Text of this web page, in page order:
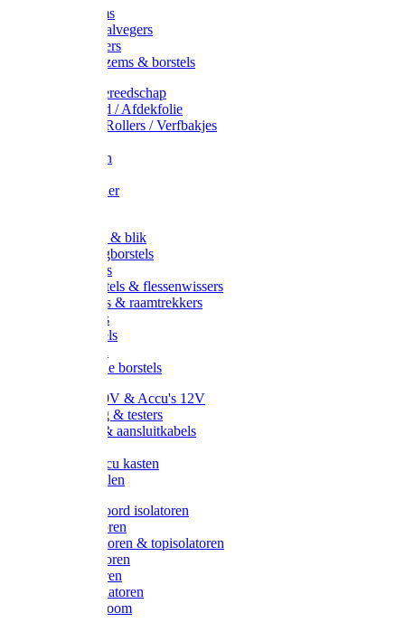
Gootbezems
Kamer-/Zaalvegers
Vloertrekkers
Onkruidbezems & borstels
Schildersgereedschap
Afplakband / Afdekfolie
Kwasten / Rollers / Verfbakjes
Afdekfoliën
Schuurpapier
Handveger & blik
Voetenveegborstels
Handvegers
Afwasborstels & flessenwissers
Wasborstels & raamtrekkers
Tonborstels
Werkborstels
Hygienische borstels
Batterijen 9V & Accu's 12V
Beveiliging & testers
Kabelsets & aansluitkabels
Metalen accu kasten
Zonnepanelen
Draad & koord isolatoren
Ringisolatoren
Extra isolatoren & topisolatoren
Hoekisolatoren
Lintisolatoren
Afstandisolatoren
Isolatorenboom